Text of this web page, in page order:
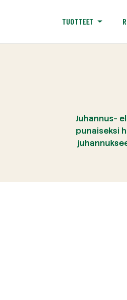
TUOTTEET
Juhannus-
punaiseksi